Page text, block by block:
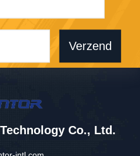
Verzend
Co., Ltd.